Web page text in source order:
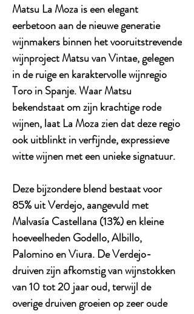
Matsu La Moza is een elegant
eerbetoon aan de nieuwe generatie
wijnmakers binnen het vooruitstrevende
wijnproject Matsu van Vintae, gelegen
in de ruige en karaktervolle wijnregio
Toro in Spanje. Waar Matsu
bekendstaat om zijn krachtige rode
wijnen, laat La Moza zien dat deze regio
ook uitblinkt in verfijnde, expressieve
witte wijnen met een unieke signatuur.
Deze bijzondere blend bestaat voor
85% uit Verdejo, aangevuld met
Malvasía Castellana (13%) en kleine
hoeveelheden Godello, Albillo,
Palomino en Viura. De Verdejo-
druiven zijn afkomstig van wijnstokken
van 10 tot 20 jaar oud, terwijl de
overige druiven groeien op zeer oude